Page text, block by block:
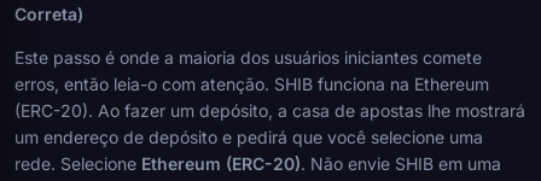
Correta)
Este passo é onde a maioria dos usuários iniciantes comete
erros, então leia-o com atenção. SHIB funciona na Ethereum
(ERC-20). Ao fazer um depósito, a casa de apostas lhe mostrará
um endereço de depósito e pedirá que você selecione uma
rede. Selecione Ethereum (ERC-20). Não envie SHIB em uma